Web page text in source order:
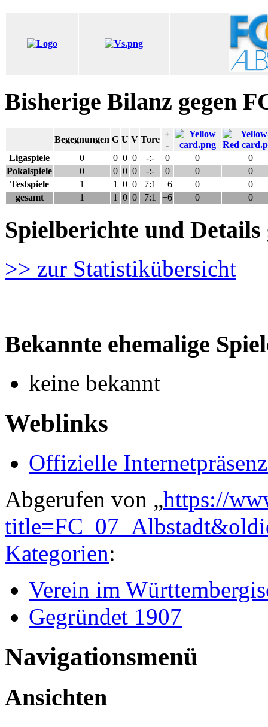
Bisherige Bilanz gegen
Begegnungen G U V Tore
+
-
Ligaspiele
0 0 0 0 -:- 0 0
0
Pokalspiele
0 0 0 0 -:- 0 0
0
Testspiele
1 1 0 0 7:1 +6 0
0
gesamt
1 1 0 0 7:1 +6 0 0
Spielberichte und
>> zur Statistikübersicht
Bekannte ehemalige
keine bekannt
Weblinks
Offizielle
Abgerufen von „https://
Kategorien:
Verein im
Gegründet 1907
Navigationsmenü
Ansichten